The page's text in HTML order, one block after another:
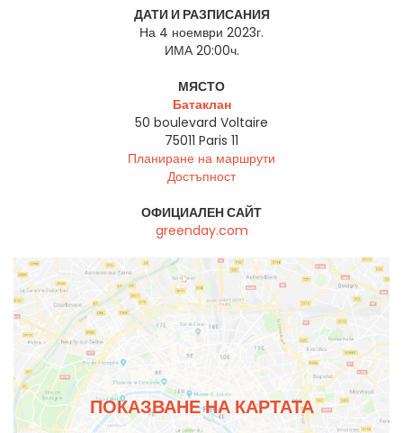
ДАТИ И РАЗПИСАНИЯ
На 4 ноември 2023г.
ИМА 20:00ч.
МЯСТО
Батаклан
50 boulevard Voltaire
75011 Paris 11
Планиране на маршрути
Достъпност
ОФИЦИАЛЕН САЙТ
greenday.com
ПОКАЗВАНЕ НА КАРТАТА